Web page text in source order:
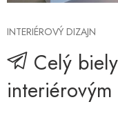
INTERIÉROVÝ DIZAJN
Celý